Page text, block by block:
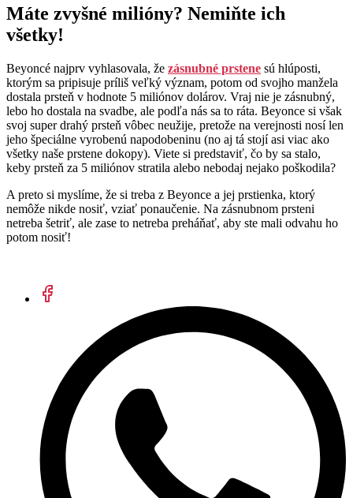
Máte zvyšné milióny? Nemiňte ich
všetky!
Beyoncé najprv vyhlasovala, že zásnubné prstene sú hlúposti,
ktorým sa pripisuje príliš veľký význam, potom od svojho manžela
dostala prsteň v hodnote 5 miliónov dolárov. Vraj nie je zásnubný,
lebo ho dostala na svadbe, ale podľa nás sa to ráta. Beyonce si však
svoj super drahý prsteň vôbec neužije, pretože na verejnosti nosí len
jeho špeciálne vyrobenú napodobeninu (no aj tá stojí asi viac ako
všetky naše prstene dokopy). Viete si predstaviť, čo by sa stalo,
keby prsteň za 5 miliónov stratila alebo nebodaj nejako poškodila?
A preto si myslíme, že si treba z Beyonce a jej prstienka, ktorý
nemôže nikde nosiť, vziať ponaučenie. Na zásnubnom prsteni
netreba šetriť, ale zase to netreba preháňať, aby ste mali odvahu ho
potom nosiť!